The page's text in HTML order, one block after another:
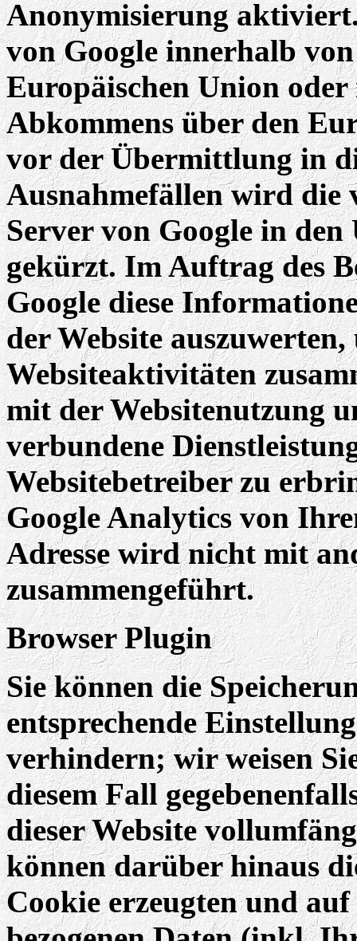
Anonymisierung
von Google innerhalb
Europäischen Union oder
Abkommens über den
vor der Übermittlung in
Ausnahmefällen wird die
Server von Google in
gekürzt. Im Auftrag des
Google diese
der Website
Websiteaktivitäten
mit der Websitenutzung
verbundene
Websitebetreiber zu
Google Analytics von
Adresse wird nicht mit
zusammengeführt.
Browser Plugin
Sie können die
entsprechende
verhindern; wir weisen
diesem Fall
dieser Website
können darüber hinaus
Cookie erzeugten und